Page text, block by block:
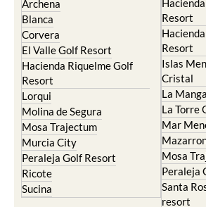
Corvera
El Valle Golf Resort
Hacienda Riquelme Golf
Resort
Lorqui
Molina de Segura
Mosa Trajectum
Murcia City
Peraleja Golf Resort
Ricote
Sucina
Resort
Islas
Cristal
La
La Torre
Mar
Mosa
Peraleja
Santa
resort
Terrazas